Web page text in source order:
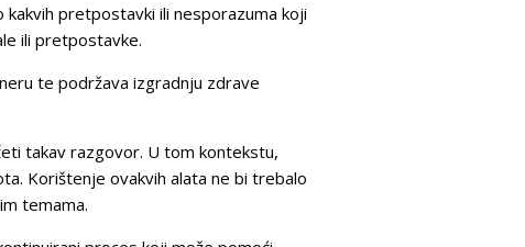
pretpostavki ili nesporazuma koji
ili pretpostavke.
te podržava izgradnju zdrave
takav razgovor. U tom kontekstu,
Korištenje ovakvih alata ne bi trebalo
temama.